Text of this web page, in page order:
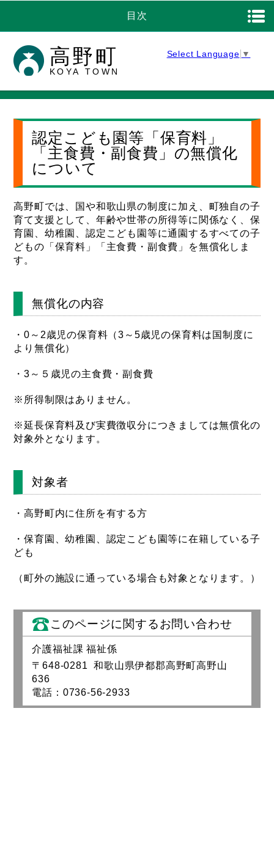
高野町
KOYA TOWN
Select Language ▼
目次
認定こども園等「保育料」
「主食費・副食費」の無償化
について
高野町では、国や和歌山県の制度に加え、町独自の子
育て支援として、年齢や世帯の所得等に関係なく、保
育園、幼稚園、認定こども園等に通園するすべての子
どもの「保育料」「主食費・副食費」を無償化しま
す。
無償化の内容
・0～2歳児の保育料（3～5歳児の保育料は国制度に
より無償化）
・3～５歳児の主食費・副食費
※所得制限はありません。
※延長保育料及び実費徴収分につきましては無償化の
対象外となります。
対象者
・高野町内に住所を有する方
・保育園、幼稚園、認定こども園等に在籍している子
ども
（町外の施設に通っている場合も対象となります。）
このページに関するお問い合わせ
介護福祉課 福祉係
〒648-0281 和歌山県伊都郡高野町高野山
636
電話：0736-56-2933